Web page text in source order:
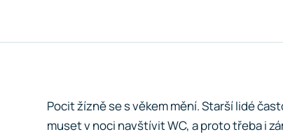
Pocit žízně se s věkem mění. Starší lidé
muset v noci navštívit WC, a proto třeba i